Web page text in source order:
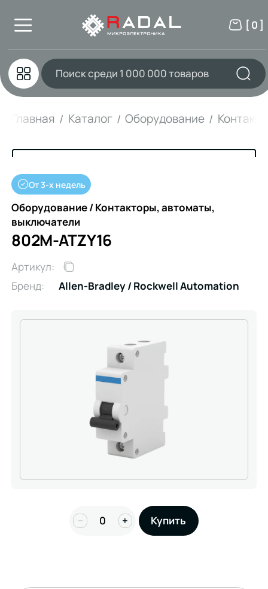
[ 0 ]
Главная Каталог Оборудование
От 3-х недель
Оборудование / Контакторы, автоматы,
выключатели
802M-ATZY16
Артикул:
Бренд:
Allen-Bradley / Rockwell Automation
− + Купить